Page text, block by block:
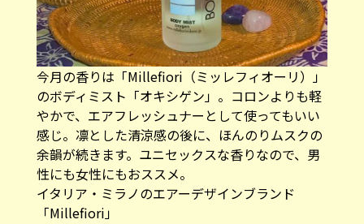
今月の香りは「Millefiori（ミッレフィオーリ）」
のボディミスト「オキシゲン」。コロンよりも軽
やかで、エアフレッシュナーとして使ってもいい
感じ。凛とした清涼感の後に、ほんのりムスクの
余韻が続きます。ユニセックスな香りなので、男
性にも女性にもおススメ。
イタリア・ミラノのエアーデザインブランド
「Millefiori」